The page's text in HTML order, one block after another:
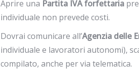
Aprire una Partita IVA forfettaria
individuale non prevede costi.
Dovrai comunicare all’Agenzia delle
individuale e lavoratori autonomi),
compilato, anche per via telematica.